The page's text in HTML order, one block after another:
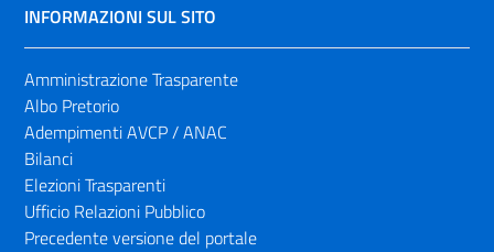
INFORMAZIONI SUL SITO
Amministrazione Trasparente
Albo Pretorio
Adempimenti AVCP / ANAC
Bilanci
Elezioni Trasparenti
Ufficio Relazioni Pubblico
Precedente versione del portale